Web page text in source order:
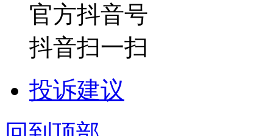
官方抖音号
抖音扫一扫
投诉建议